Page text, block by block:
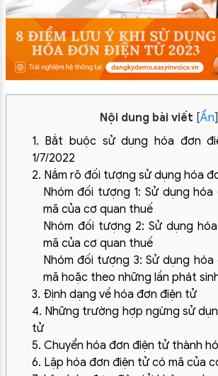
Nội dung bài viết [Ẩn]
1. Bắt buộc sử dụng hóa đơn
1/7/2022
2. Nắm rõ đối tượng sử dụng hóa
Nhóm đối tượng 1: Sử dụng
mã của cơ quan thuế
Nhóm đối tượng 2: Sử dụng
mã của cơ quan thuế
Nhóm đối tượng 3: Sử dụng
mã hoặc theo những lần phát
3. Định dạng về hóa đơn điện tử
4. Những trường hợp ngừng sử
tử
5. Chuyển hóa đơn điện tử thành
6. Lập hóa đơn điện tử có mã của